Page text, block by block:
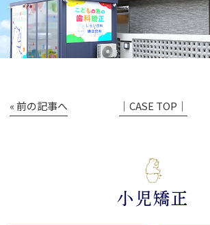
« 前の記事へ │CASE TOP│
小児矯正